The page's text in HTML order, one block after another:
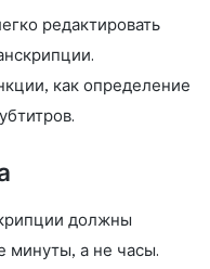
редактировать
как определение
должны
минуты, а не часы.